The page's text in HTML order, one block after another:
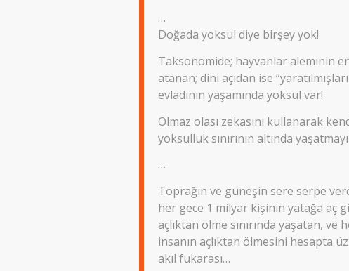
…
Doğada yoksul diye birşey yok!
Taksonomide; hayvanlar aleminin
atanan; dini açıdan ise
evladının yaşamında yoksul var!
Olmaz olası zekasını kullanarak
yoksulluk sınırının altında
…
Toprağın ve güneşin sere serpe
her gece 1 milyar kişinin yatağa aç
açlıktan ölme sınırında yaşatan,
insanın açlıktan ölmesini hesapta
akıl fukarası…